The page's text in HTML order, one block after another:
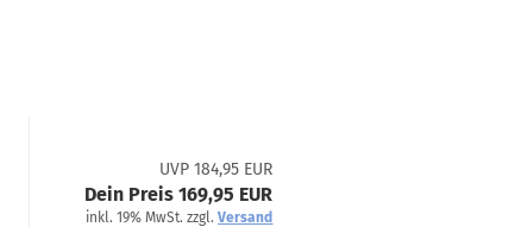
UVP 184,95 EUR
Dein Preis 169,95 EUR
inkl. 19% MwSt. zzgl.Versand